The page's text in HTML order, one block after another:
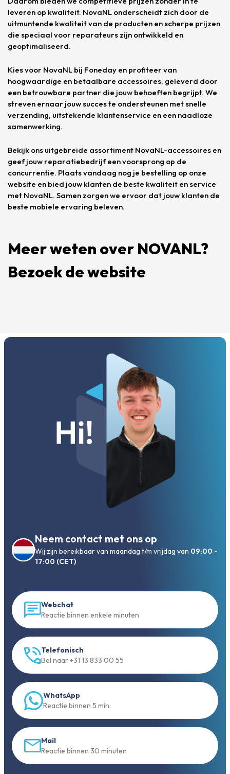
leveren op kwaliteit. NovaNL onderscheidt zich door de
uitmuntende kwaliteit van de producten en scherpe prijzen
die speciaal voor reparateurs zijn ontwikkeld en
geoptimaliseerd.
Kies voor NovaNL bij Foneday en profiteer van
hoogwaardige en betaalbare accessoires, geleverd door
een betrouwbare partner die jouw behoeften begrijpt. We
streven ernaar jouw succes te ondersteunen met snelle
verzending, uitstekende klantenservice en een naadloze
samenwerking.
Bekijk ons uitgebreide assortiment NovaNL-accessoires en
geef jouw reparatiebedrijf een voorsprong op de
concurrentie. Plaats vandaag nog je bestelling op onze
website en bied jouw klanten de beste kwaliteit en service
met NovaNL. Samen zorgen we ervoor dat jouw klanten de
beste mobiele ervaring beleven.
Meer weten over NOVANL?
Bezoek de website
Neem contact met ons op
Wij zijn bereikbaar van maandag t/m vrijdag van 09:00 -
17:00 (CET)
Webchat
Reactie binnen enkele minuten
Telefonisch
Bel naar +31 13 833 00 55
WhatsApp
Reactie binnen 5 min.
Mail
Reactie binnen 30 minuten